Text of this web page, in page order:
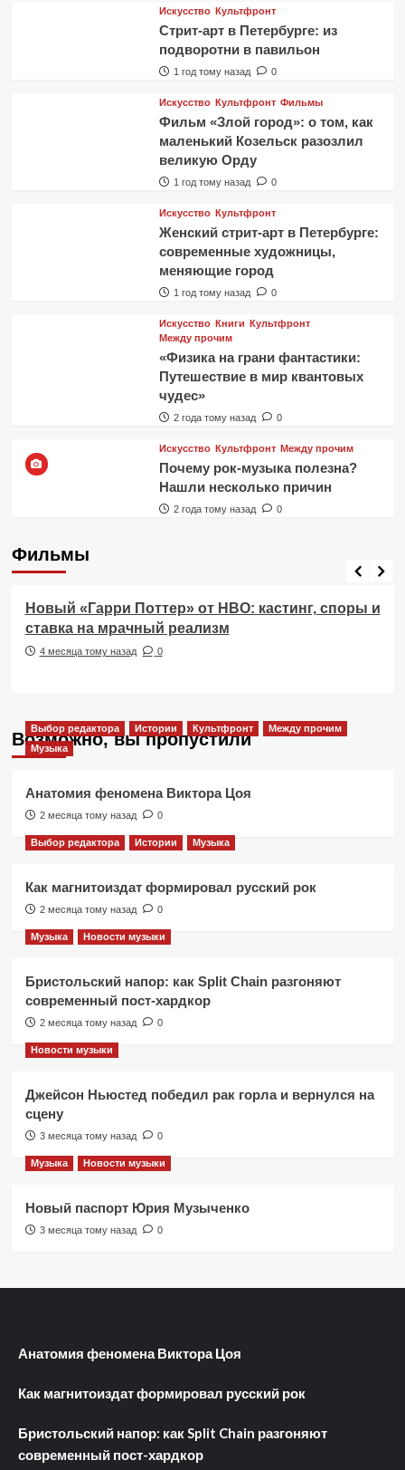
Искусство Культфронт
Стрит-арт в Петербурге: из
подворотни в павильон
1 год тому назад 0
Искусство Культфронт Фильмы
Фильм «Злой город»: о том, как
маленький Козельск разозлил
великую Орду
1 год тому назад 0
Искусство Культфронт
Женский стрит-арт в Петербурге:
современные художницы,
меняющие город
1 год тому назад 0
Искусство Книги Культфронт
Между прочим
«Физика на грани фантастики:
Путешествие в мир квантовых
чудес»
2 года тому назад 0
Искусство Культфронт Между прочим
Почему рок-музыка полезна?
Нашли несколько причин
2 года тому назад 0
Фильмы
Фильмы
Новый «Гарри Поттер» от HBO: кастинг, споры и
ставка на мрачный реализм
4 месяца тому назад 0
Возможно, вы пропустили
Выбор редактора Истории Культфронт
Между прочим
Музыка
Анатомия феномена Виктора Цоя
2 месяца тому назад 0
Выбор редактора Истории Музыка
Как магнитоиздат формировал русский рок
2 месяца тому назад 0
Музыка Новости музыки
Бристольский напор: как Split Chain разгоняют
современный пост-хардкор
2 месяца тому назад 0
Новости музыки
Джейсон Ньюстед победил рак горла и вернулся на
сцену
3 месяца тому назад 0
Музыка Новости музыки
Новый паспорт Юрия Музыченко
3 месяца тому назад 0
Анатомия феномена Виктора Цоя
Как магнитоиздат формировал русский рок
Бристольский напор: как Split Chain разгоняют
современный пост-хардкор